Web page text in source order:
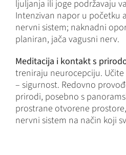
ljuljanja ili joge podržavaju
Intenzivan napor u početku
nervni sistem; naknadni
planiran, jača vagusni nerv.
Meditacija i kontakt s
treniraju neurocepciju.
– sigurnost. Redovno
prirodi, posebno s
prostrane otvorene
nervni sistem na način koji